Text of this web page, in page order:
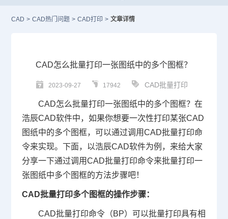
CAD > CAD热门问题 > CAD打印 > 文章详情
CAD怎么批量打印一张图纸中的多个图框？
2023-09-27 17942 CAD批量打印
CAD怎么批量打印一张图纸中的多个图框？在
浩辰CAD软件中，如果你想要一次性打印某张CAD
图纸中的多个图框，可以通过调用CAD批量打印命
令来实现。下面，以浩辰CAD软件为例，来给大家
分享一下通过调用CAD批量打印命令来批量打印一
张图纸中多个图框的方法步骤吧！
CAD批量打印多个图框的操作步骤：
CAD批量打印命令（BP）可以批量打印具有相